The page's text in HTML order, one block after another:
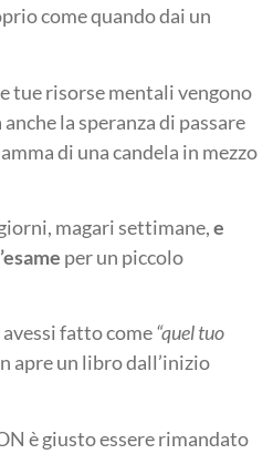
come quando dai un
tue risorse mentali vengono
la speranza di passare
di una candela in mezzo
magari settimane,e
per un piccolo
fatto come“quel tuo
apre un libro dall’inizio
è giusto essere rimandato